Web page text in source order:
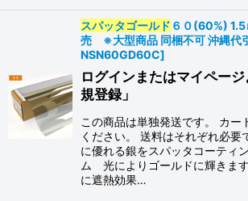
スパッタゴールド ６０(60%) 1.5
売 ※大型商品 同梱不可 沖縄代
NSN60GD60C]
ログインまたはマイペー
規登録」
この商品は単独発送です。 カー
ください。 送料はそれぞれ必要
に優れる銀をスパッタコーティ
ム 光によりゴールドに輝きま
に遮熱効果…